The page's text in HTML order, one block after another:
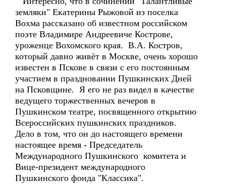
земляки" Екатерины Рыжовой из поселка
Вохма рассказано об известном российском
поэте Владимире Андреевиче Кострове,
уроженце Вохомского края. В.А. Костров,
который давно живёт в Москве, очень хорошо
известен в Пскове в связи с его постоянным
участием в праздновании Пушкинских Дней
на Псковщине. Я его не раз видел в качестве
ведущего торжественных вечеров в
Пушкинском театре, посвященного открытию
Всероссийских пушкинских праздников.
Дело в том, что он до настоящего времени
настоящее время - Председатель
Международного Пушкинского комитета и
Вице-президент международного
Пушкинского фонда "Классика".